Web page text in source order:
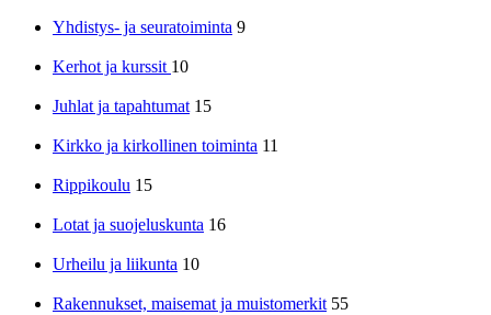
Yhdistys- ja seuratoiminta 9
Kerhot ja kurssit 10
Juhlat ja tapahtumat 15
Kirkko ja kirkollinen toiminta 11
Rippikoulu 15
Lotat ja suojeluskunta 16
Urheilu ja liikunta 10
Rakennukset, maisemat ja muistomerkit 55